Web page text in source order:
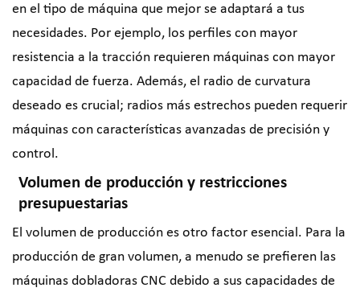
en el tipo de máquina que mejor se adaptará a tus
necesidades. Por ejemplo, los perfiles con mayor
resistencia a la tracción requieren máquinas con mayor
capacidad de fuerza. Además, el radio de curvatura
deseado es crucial; radios más estrechos pueden requerir
máquinas con características avanzadas de precisión y
control.
Volumen de producción y restricciones
presupuestarias
El volumen de producción es otro factor esencial. Para la
producción de gran volumen, a menudo se prefieren las
máquinas dobladoras CNC debido a sus capacidades de